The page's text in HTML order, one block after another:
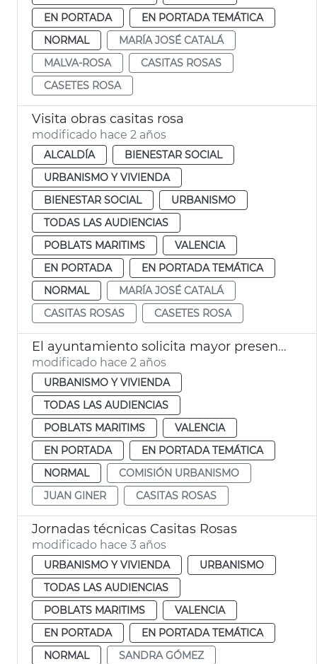
EN PORTADA
EN PORTADA TEMÁTICA
NORMAL
MARÍA JOSÉ CATALÁ
MALVA-ROSA
CASITAS ROSAS
CASETES ROSA
Visita obras casitas rosa
modificado hace 2 años
ALCALDÍA
BIENESTAR SOCIAL
URBANISMO Y VIVIENDA
BIENESTAR SOCIAL
URBANISMO
TODAS LAS AUDIENCIAS
POBLATS MARITIMS
VALENCIA
EN PORTADA
EN PORTADA TEMÁTICA
NORMAL
MARÍA JOSÉ CATALÁ
CASITAS ROSAS
CASETES ROSA
El ayuntamiento solicita mayor presencia policial en Casitas Rosas
modificado hace 2 años
URBANISMO Y VIVIENDA
TODAS LAS AUDIENCIAS
POBLATS MARITIMS
VALENCIA
EN PORTADA
EN PORTADA TEMÁTICA
NORMAL
COMISIÓN URBANISMO
JUAN GINER
CASITAS ROSAS
Jornadas técnicas Casitas Rosas
modificado hace 3 años
URBANISMO Y VIVIENDA
URBANISMO
TODAS LAS AUDIENCIAS
POBLATS MARITIMS
VALENCIA
EN PORTADA
EN PORTADA TEMÁTICA
NORMAL
SANDRA GÓMEZ